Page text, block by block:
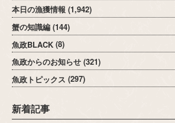
本日の漁獲情報 (1,942)
蟹の知識編 (144)
魚政BLACK (8)
魚政からのお知らせ (321)
魚政トピックス (297)
新着記事